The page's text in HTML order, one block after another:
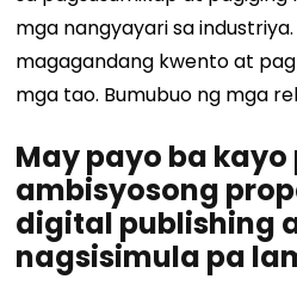
mga nangyayari sa
magagandang kwento at
mga tao. Bumubuo ng mga
May payo ba
ambisyosong
digital publishing
nagsisimula pa